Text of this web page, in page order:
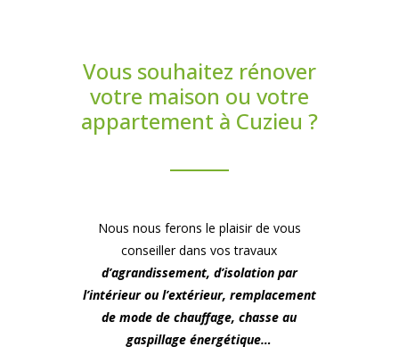
Vous souhaitez rénover
votre maison ou votre
appartement à Cuzieu ?
Nous nous ferons le plaisir de vous
conseiller dans vos travaux
d’agrandissement, d’isolation par
l’intérieur ou l’extérieur, remplacement
de mode de chauffage, chasse au
gaspillage énergétique…